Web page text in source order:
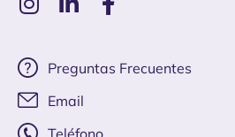
Preguntas Frecuentes
Email
Teléfono